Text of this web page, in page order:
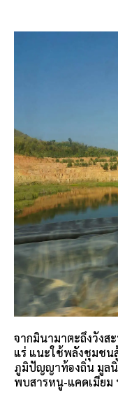
จากมินามาตะถึงวังส
แร่ แนะใช้พลังชุมชน
ภูมิปัญญาท้องถิ่น มูล
พบสารหนู-แคดเมียม